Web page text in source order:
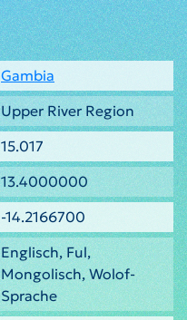
Gambia
Upper River Region
15.017
13.4000000
-14.2166700
Englisch, Ful,
Mongolisch, Wolof-
Sprache